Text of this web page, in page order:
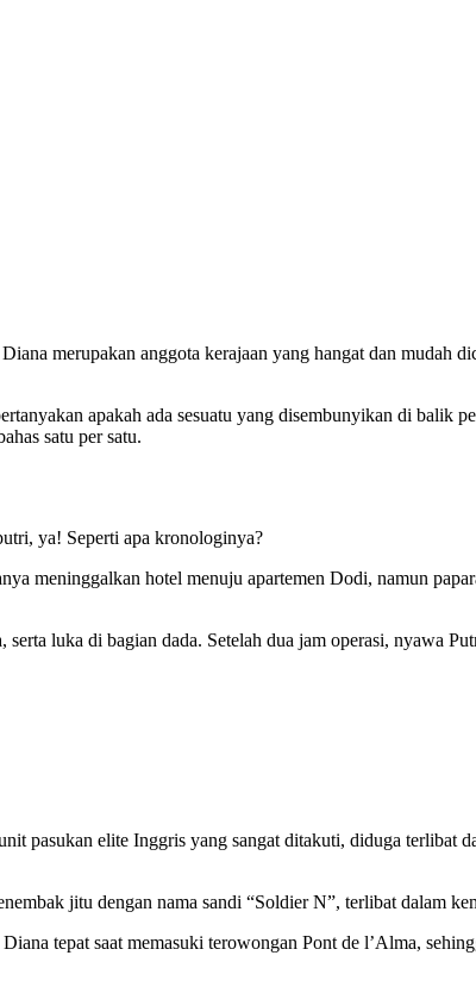
merupakan anggota kerajaan yang hangat dan mudah
apakah ada sesuatu yang disembunyikan di balik
satu per satu.
ya! Seperti apa kronologinya?
meninggalkan hotel menuju apartemen Dodi, namun
luka di bagian dada. Setelah dua jam operasi, nyawa
pasukan elite Inggris yang sangat ditakuti, diduga terlibat
jitu dengan nama sandi “Soldier N”, terlibat dalam
tepat saat memasuki terowongan Pont de l’Alma,